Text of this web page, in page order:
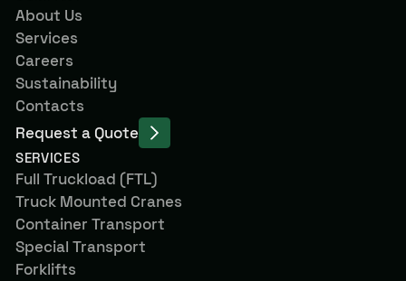
About Us
Services
Careers
Sustainability
Contacts
Request a Quote
SERVICES
Full Truckload (FTL)
Truck Mounted Cranes
Container Transport
Special Transport
Forklifts